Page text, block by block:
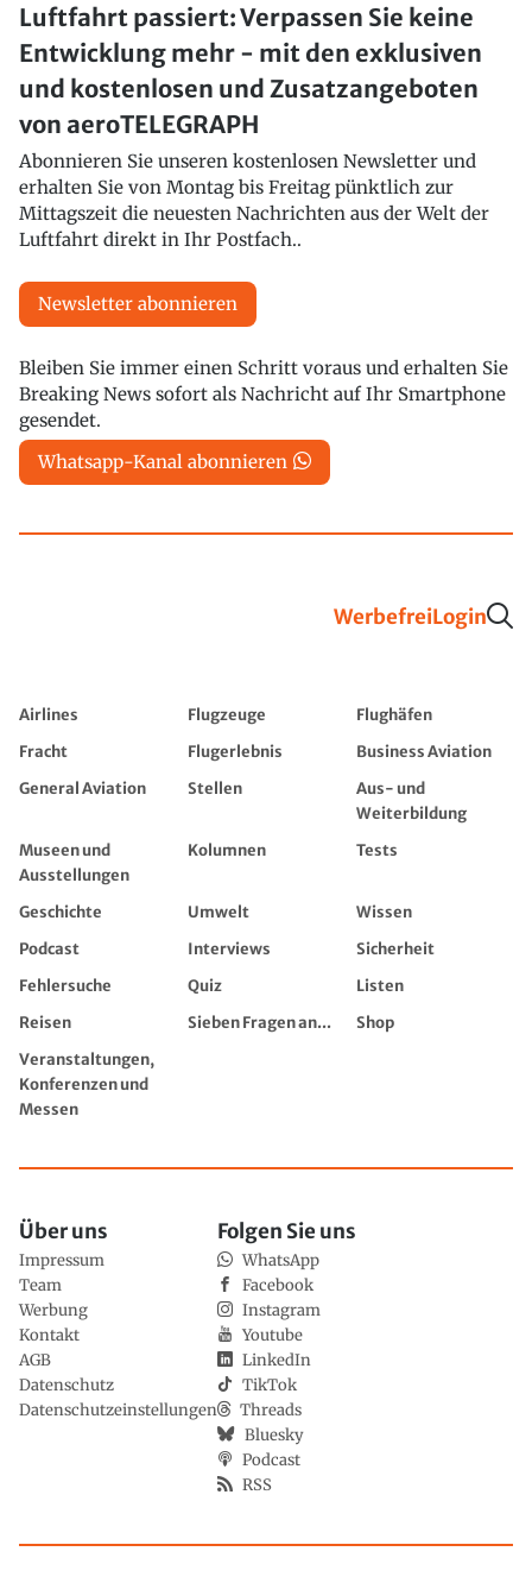
Luftfahrt passiert: Verpassen Sie keine
Entwicklung mehr - mit den exklusiven
und kostenlosen und Zusatzangeboten
von aeroTELEGRAPH
Abonnieren Sie unseren kostenlosen Newsletter und
erhalten Sie von Montag bis Freitag pünktlich zur
Mittagszeit die neuesten Nachrichten aus der Welt der
Luftfahrt direkt in Ihr Postfach..
Newsletter abonnieren
Bleiben Sie immer einen Schritt voraus und erhalten Sie
Breaking News sofort als Nachricht auf Ihr Smartphone
gesendet.
Whatsapp-Kanal abonnieren
WerbefreiLogin
Airlines Flugzeuge
Flughäfen
Fracht
Flugerlebnis
Business Aviation
General Aviation
Stellen
Aus- und
Weiterbildung
Museen und
Ausstellungen
Kolumnen Tests
Geschichte Umwelt
Wissen
Podcast
Interviews
Sicherheit
Fehlersuche
Quiz
Listen
Reisen
Sieben Fragen an...
Shop
Veranstaltungen,
Konferenzen und
Messen
Über uns
Impressum
Team
Werbung
Kontakt
AGB
Datenschutz
Datenschutzeinstellungen
Folgen Sie uns
WhatsApp
Facebook
Instagram
Youtube
LinkedIn
TikTok
Threads
Bluesky
Podcast
RSS